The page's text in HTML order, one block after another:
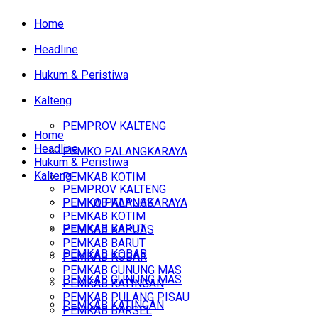
Home
Headline
Hukum & Peristiwa
Kalteng
PEMPROV KALTENG
PEMKO PALANGKARAYA
PEMKAB KOTIM
PEMKAB KAPUAS
PEMKAB BARUT
PEMKAB KOBAR
PEMKAB GUNUNG MAS
PEMKAB KATINGAN
Home
Headline
Hukum & Peristiwa
Kalteng
PEMPROV KALTENG
PEMKO PALANGKARAYA
PEMKAB KOTIM
PEMKAB KAPUAS
PEMKAB BARUT
PEMKAB KOBAR
PEMKAB GUNUNG MAS
PEMKAB KATINGAN
PEMKAB PULANG PISAU
PEMKAB BARSEL